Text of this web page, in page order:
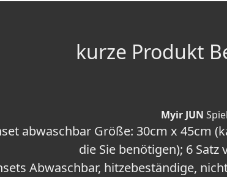
kurze Produkt
Myir JUN
abwaschbar Größe: 30cm x 45cm
die Sie benötigen); 6 Satz
Abwaschbar, hitzebeständige,